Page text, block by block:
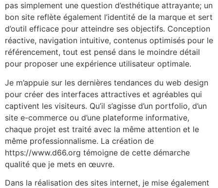
pas simplement une question d’esthétique attrayante; un
bon site reflète également l’identité de la marque et sert
d’outil efficace pour atteindre ses objectifs. Conception
réactive, navigation intuitive, contenus optimisés pour le
référencement, tout est pensé dans le moindre détail
pour proposer une expérience utilisateur optimale.
Je m’appuie sur les dernières tendances du web design
pour créer des interfaces attractives et agréables qui
captivent les visiteurs. Qu’il s’agisse d’un portfolio, d’un
site e-commerce ou d’une plateforme informative,
chaque projet est traité avec la même attention et le
même professionnalisme. La création de
https://www.d66.org témoigne de cette démarche
qualité que je mets en œuvre.
Dans la réalisation des sites internet, je mise également